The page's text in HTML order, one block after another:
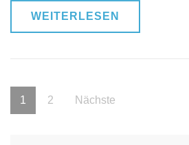
WEITERLESEN
Seitennummerierung
der
Seite
1 Seite
2 Nächste